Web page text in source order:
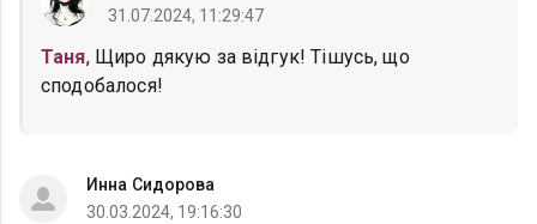
31.07.2024, 11:29:47
Таня, Щиро дякую за відгук! Тішусь, що
сподобалося!
Инна Сидорова
30.03.2024, 19:16:30